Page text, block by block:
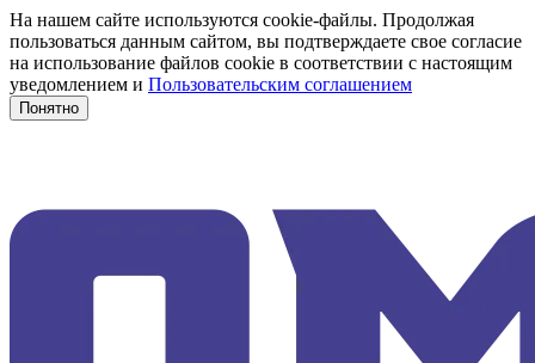
На нашем сайте используются cookie-файлы. Продолжая
пользоваться данным сайтом, вы подтверждаете свое согласие
на использование файлов cookie в соответствии с настоящим
уведомлением и Пользовательским соглашением
Понятно